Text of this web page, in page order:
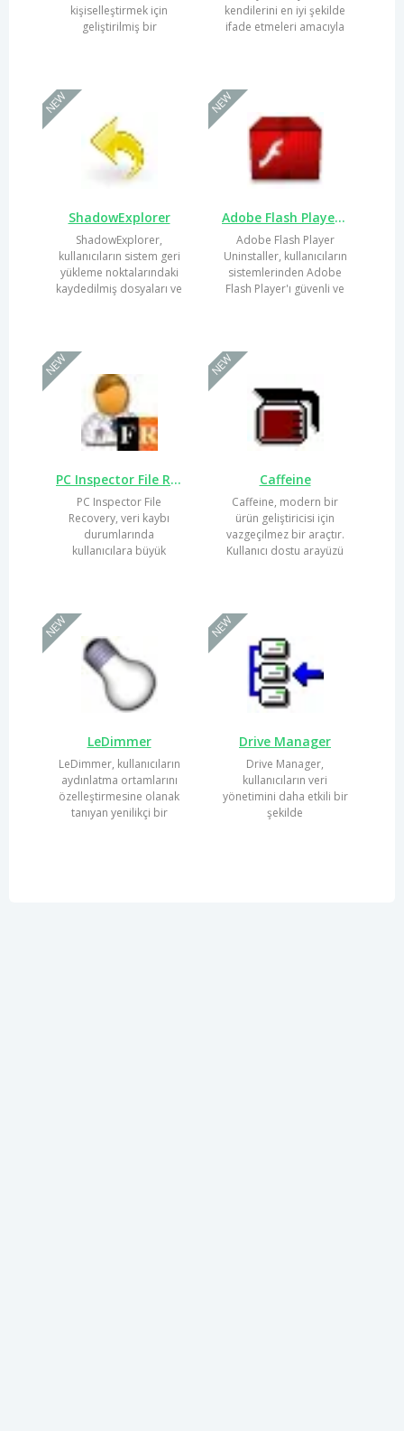
kişiselleştirmek için
geliştirilmiş bir
kendilerini en iyi şekilde
ifade etmeleri amacıyla
ShadowExplorer
ShadowExplorer,
kullanıcıların sistem geri
yükleme noktalarındaki
kaydedilmiş dosyaları ve
NEW
Adobe Flash Player Uninstaller
Adobe Flash Player
Uninstaller, kullanıcıların
sistemlerinden Adobe
Flash Player'ı güvenli ve
NEW
PC Inspector File Recovery
PC Inspector File
Recovery, veri kaybı
durumlarında
kullanıcılara büyük
NEW
Caffeine
Caffeine, modern bir
ürün geliştiricisi için
vazgeçilmez bir araçtır.
Kullanıcı dostu arayüzü
NEW
LeDimmer
LeDimmer, kullanıcıların
aydınlatma ortamlarını
özelleştirmesine olanak
tanıyan yenilikçi bir
NEW
Drive Manager
Drive Manager,
kullanıcıların veri
yönetimini daha etkili bir
şekilde
NEW